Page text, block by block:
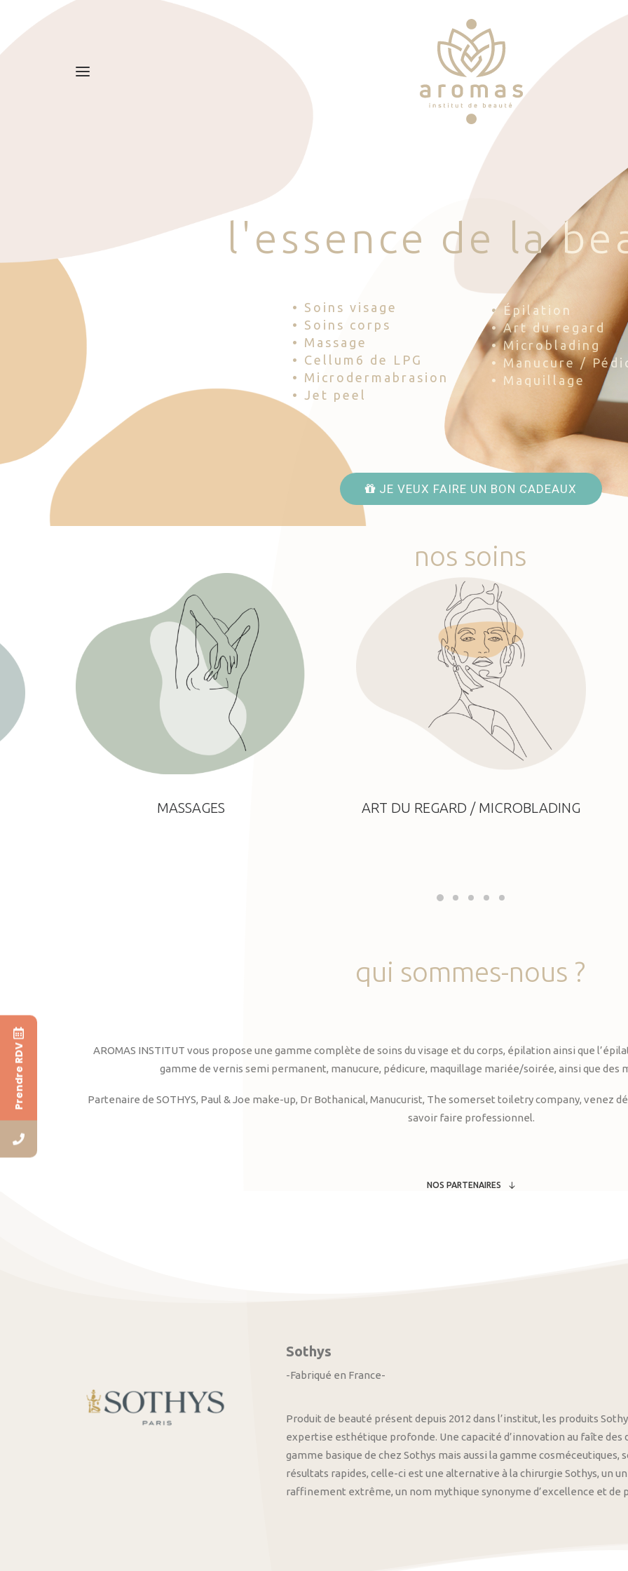
l 'esse nce d e la be
• Soins visage
• Soins corps
• Massage
• Cellum6 de LPG
• Microdermabrasion
• Jet peel
• Épilation
• Art du regard
• Microblading
• Manucure /
• Maquillage
JE VEUX FAIRE UN BON CADEAUX
nos soins
MASSAGES ART DU REGARD / MICROBLADING
qui sommes-nous ?
AROMAS INSTITUT vous propose une gamme complète de soins du visage et du corps, épilation ainsi que
gamme de vernis semi permanent, manucure, pédicure, maquillage mariée/soirée, ainsi que des
Partenaire de SOTHYS, Paul & Joe make-up, Dr Bothanical, Manucurist, The somerset toiletry company, venez
savoir faire professionnel.
NOS PARTENAIRES
Sothys
-Fabriqué en France-
Produit de beauté présent depuis 2012 dans l’institut, les produits
expertise esthétique profonde. Une capacité d’innovation au faîte
gamme basique de chez Sothys mais aussi la gamme
résultats rapides, celle-ci est une alternative à la chirurgie Sothys, un
raffinement extrême, un nom mythique synonyme d’excellence et de
Prendre RDV